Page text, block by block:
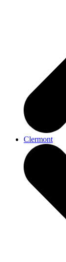
Clermont